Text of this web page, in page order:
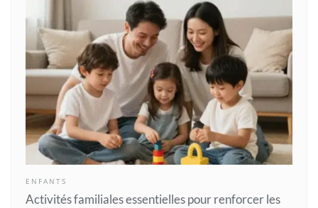
ENFANTS
Activités familiales essentielles pour renforcer les